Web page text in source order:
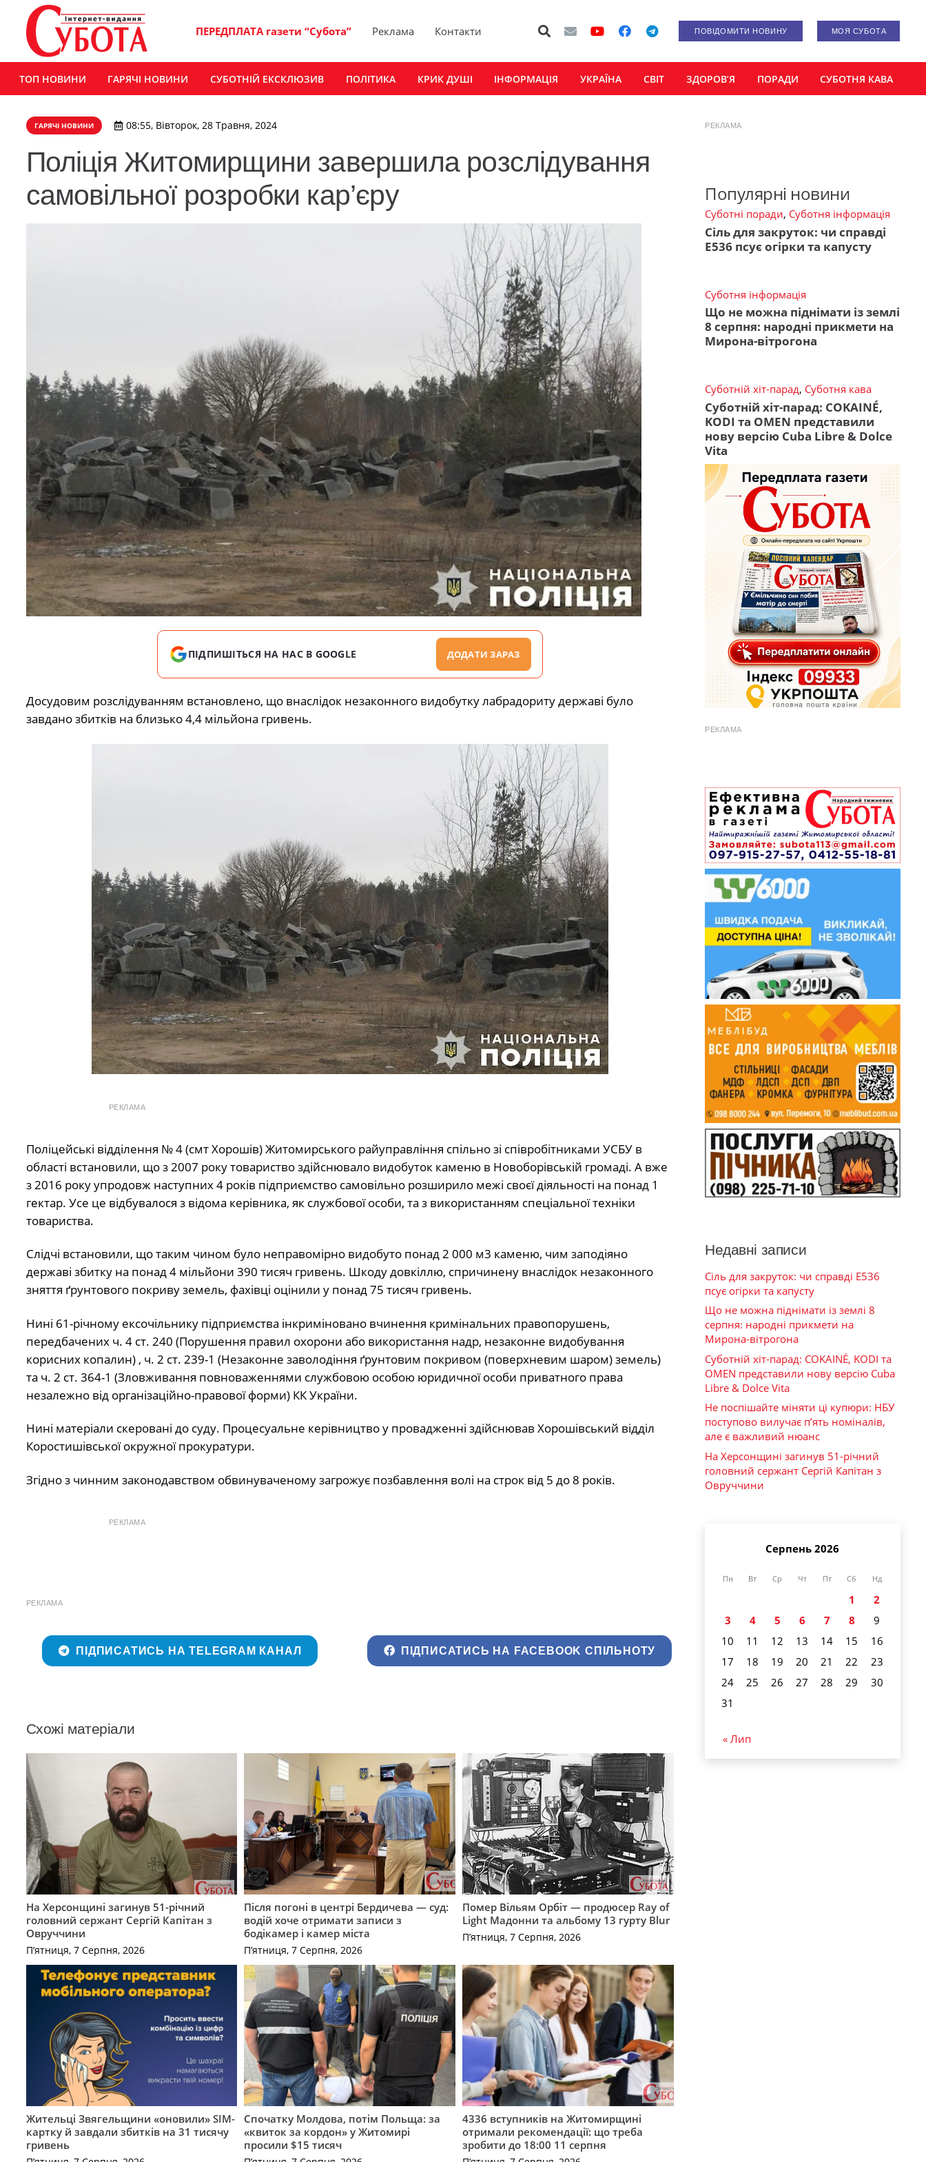
ПЕРЕДПЛАТА газети “Субота” Реклама Контакти ПОВІДОМИТИ НОВИНУ МОЯ СУБОТА
ТОП НОВИНИ ГАРЯЧІ НОВИНИ СУБОТНІЙ ЕКСКЛЮЗИВ ПОЛІТИКА КРИК ДУШІ ІНФОРМАЦІЯ УКРАЇНА СВІТ ЗДОРОВ’Я ПОРАДИ СУБОТНЯ КАВА
ГАРЯЧІ НОВИНИ 08:55, Вівторок, 28 Травня, 2024
Поліція Житомирщини завершила розслідування
самовільної розробки кар’єру
ПІДПИШІТЬСЯ НА НАС В GOOGLE ДОДАТИ ЗАРАЗ
Досудовим розслідуванням встановлено, що внаслідок незаконного видобутку лабрадориту державі було
завдано збитків на близько 4,4 мільйона гривень.
РЕКЛАМА
Поліцейські відділення № 4 (смт Хорошів) Житомирського райуправління спільно зі співробітниками УСБУ в
області встановили, що з 2007 року товариство здійснювало видобуток каменю в Новоборівській громаді. А вже
з 2016 року упродовж наступних 4 років підприємство самовільно розширило межі своєї діяльності на понад 1
гектар. Усе це відбувалося з відома керівника, як службової особи, та з використанням спеціальної техніки
товариства.
Слідчі встановили, що таким чином було неправомірно видобуто понад 2 000 м3 каменю, чим заподіяно
державі збитку на понад 4 мільйони 390 тисяч гривень. Шкоду довкіллю, спричинену внаслідок незаконного
зняття ґрунтового покриву земель, фахівці оцінили у понад 75 тисяч гривень.
Нині 61-річному ексочільнику підприємства інкриміновано вчинення кримінальних правопорушень,
передбачених ч. 4 ст. 240 (Порушення правил охорони або використання надр, незаконне видобування
корисних копалин) , ч. 2 ст. 239-1 (Незаконне заволодіння ґрунтовим покривом (поверхневим шаром) земель)
та ч. 2 ст. 364-1 (Зловживання повноваженнями службовою особою юридичної особи приватного права
незалежно від організаційно-правової форми) КК України.
Нині матеріали скеровані до суду. Процесуальне керівництво у провадженні здійснював Хорошівський відділ
Коростишівської окружної прокуратури.
Згідно з чинним законодавством обвинуваченому загрожує позбавлення волі на строк від 5 до 8 років.
РЕКЛАМА
РЕКЛАМА
ПІДПИСАТИСЬ НА TELEGRAM КАНАЛ ПІДПИСАТИСЬ НА FACEBOOK СПІЛЬНОТУ
Схожі матеріали
На Херсонщині загинув 51-річний
головний сержант Сергій Капітан з
Овруччини
П’ятниця, 7 Серпня, 2026
Після погоні в центрі Бердичева — суд:
водій хоче отримати записи з
бодікамер і камер міста
П’ятниця, 7 Серпня, 2026
Помер Вільям Орбіт — продюсер Ray of
Light Мадонни та альбому 13 гурту Blur
П’ятниця, 7 Серпня, 2026
Жительці Звягельщини «оновили» SIM-
картку й завдали збитків на 31 тисячу
гривень
Спочатку Молдова, потім Польща: за
«квиток за кордон» у Житомирі
просили $15 тисяч
4336 вступників на Житомирщині
отримали рекомендації: що треба
зробити до 18:00 11 серпня
РЕКЛАМА
Популярні новини
Суботні поради, Суботня інформація
Сіль для закруток: чи справді
Е536 псує огірки та капусту
Суботня інформація
Що не можна піднімати із землі
8 серпня: народні прикмети на
Мирона-вітрогона
Суботній хіт-парад, Суботня кава
Суботній хіт-парад: COKAINÉ,
KODI та OMEN представили
нову версію Cuba Libre & Dolce
Vita
РЕКЛАМА
Недавні записи
Сіль для закруток: чи справді Е536
псує огірки та капусту
Що не можна піднімати із землі 8
серпня: народні прикмети на
Мирона-вітрогона
Суботній хіт-парад: COKAINÉ, KODI та
OMEN представили нову версію Cuba
Libre & Dolce Vita
Не поспішайте міняти ці купюри: НБУ
поступово вилучає п’ять номіналів,
але є важливий нюанс
На Херсонщині загинув 51-річний
головний сержант Сергій Капітан з
Овруччини
Серпень 2026
Пн Вт Ср Чт Пт Сб Нд
1
2
3
4 5 6 7 8
9
10
11 12 13 14 15
16
17
18 19 20 21 22
23
24
25 26 27 28 29
30
31
« Лип